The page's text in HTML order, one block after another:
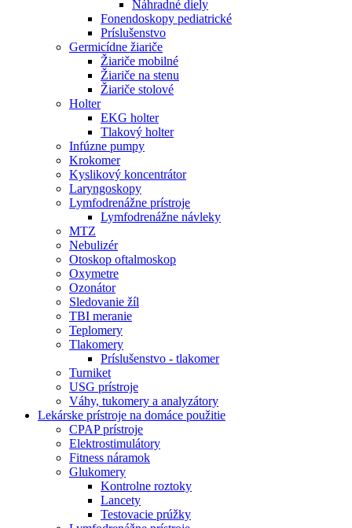
Náhradné diely
Fonendoskopy pediatrické
Príslušenstvo
Germicídne žiariče
Žiariče mobilné
Žiariče na stenu
Žiariče stolové
Holter
EKG holter
Tlakový holter
Infúzne pumpy
Krokomer
Kyslikový koncentrátor
Laryngoskopy
Lymfodrenážne prístroje
Lymfodrenážne návleky
MTZ
Nebulizér
Otoskop oftalmoskop
Oxymetre
Ozonátor
Sledovanie žíl
TBI meranie
Teplomery
Tlakomery
Príslušenstvo - tlakomer
Turniket
USG prístroje
Váhy, tukomery a analyzátory
Lekárske prístroje na domáce použitie
CPAP prístroje
Elektrostimulátory
Fitness náramok
Glukomery
Kontrolne roztoky
Lancety
Testovacie prúžky